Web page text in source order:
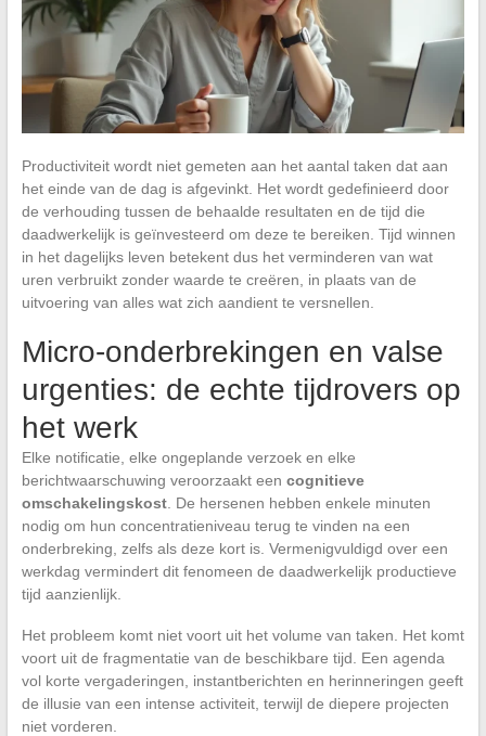
Productiviteit wordt niet gemeten aan het aantal taken dat aan
het einde van de dag is afgevinkt. Het wordt gedefinieerd door
de verhouding tussen de behaalde resultaten en de tijd die
daadwerkelijk is geïnvesteerd om deze te bereiken. Tijd winnen
in het dagelijks leven betekent dus het verminderen van wat
uren verbruikt zonder waarde te creëren, in plaats van de
uitvoering van alles wat zich aandient te versnellen.
Micro-onderbrekingen en valse
urgenties: de echte tijdrovers op
het werk
Elke notificatie, elke ongeplande verzoek en elke
berichtwaarschuwing veroorzaakt een cognitieve
omschakelingskost. De hersenen hebben enkele minuten
nodig om hun concentratieniveau terug te vinden na een
onderbreking, zelfs als deze kort is. Vermenigvuldigd over een
werkdag vermindert dit fenomeen de daadwerkelijk productieve
tijd aanzienlijk.
Het probleem komt niet voort uit het volume van taken. Het komt
voort uit de fragmentatie van de beschikbare tijd. Een agenda
vol korte vergaderingen, instantberichten en herinneringen geeft
de illusie van een intense activiteit, terwijl de diepere projecten
niet vorderen.